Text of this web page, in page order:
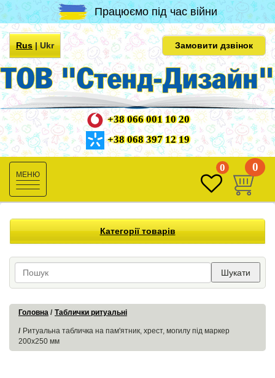
Працюємо під час війни
Rus|Ukr Замовити дзвінок
+38 066 001 10 20
+38 068 397 12 19
Toggle
navigation
0 0
Категорії товарів
Шукати
Головна Таблички ритуальні
Ритуальна табличка на пам'ятник, хрест, могилу під маркер
200х250 мм